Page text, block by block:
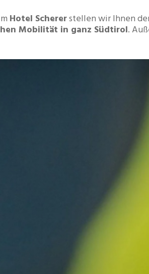
Hotel Schererstellen wir Ihnen
Mobilität in ganz Südtirol.